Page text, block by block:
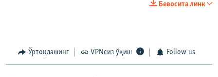
Бевосита линк
Ўртоқлашинг VPNсиз ўқиш Follow us